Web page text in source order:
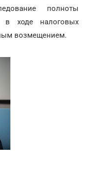
полноты
ходе налоговых
возмещением.